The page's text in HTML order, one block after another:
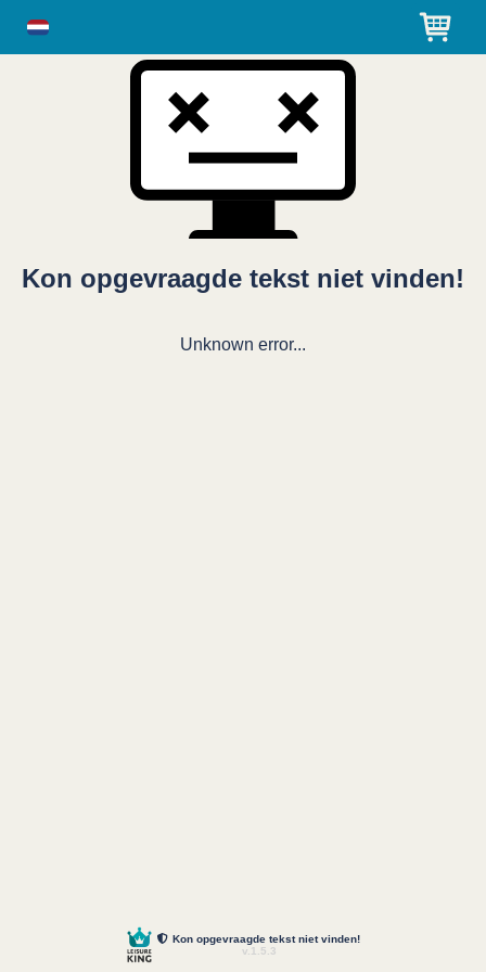
Kon opgevraagde tekst niet vinden!
Unknown error...
Kon opgevraagde tekst niet vinden!
v.1.5.3